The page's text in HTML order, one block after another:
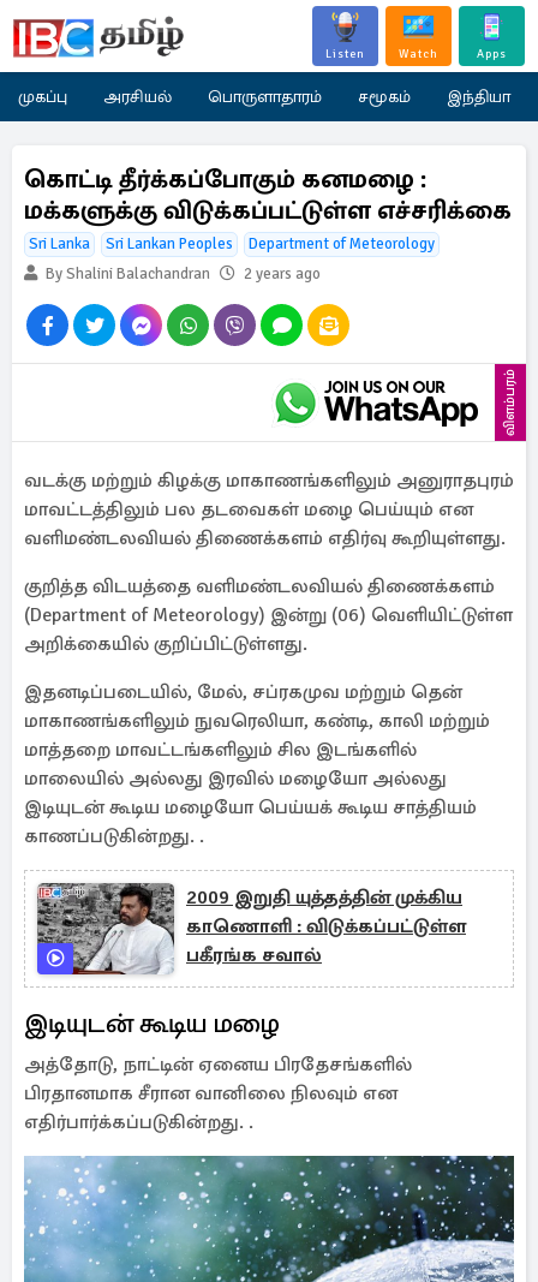
Listen Watch Apps
முகப்பு அரசியல் பொருளாதாரம் சமூகம் இந்தியா
கொட்டி தீர்க்கப்போகும் கனமழை :
மக்களுக்கு விடுக்கப்பட்டுள்ள எச்சரிக்கை
Sri Lanka Sri Lankan Peoples
Department of Meteorology
By Shalini Balachandran
2 years ago
விளம்பரம்
வடக்கு மற்றும் கிழக்கு மாகாணங்களிலும் அனுராதபுரம்
மாவட்டத்திலும் பல தடவைகள் மழை பெய்யும் என
வளிமண்டலவியல் திணைக்களம் எதிர்வு கூறியுள்ளது.
குறித்த விடயத்தை வளிமண்டலவியல் திணைக்களம்
(Department of Meteorology) இன்று (06) வெளியிட்டுள்ள
அறிக்கையில் குறிப்பிட்டுள்ளது.
இதனடிப்படையில், மேல், சப்ரகமுவ மற்றும் தென்
மாகாணங்களிலும் நுவரெலியா, கண்டி, காலி மற்றும்
மாத்தறை மாவட்டங்களிலும் சில இடங்களில்
மாலையில் அல்லது இரவில் மழையோ அல்லது
இடியுடன் கூடிய மழையோ பெய்யக் கூடிய சாத்தியம்
காணப்படுகின்றது. .
2009 இறுதி யுத்தத்தின் முக்கிய
காணொளி : விடுக்கப்பட்டுள்ள
பகீரங்க சவால்
இடியுடன் கூடிய மழை
அத்தோடு, நாட்டின் ஏனைய பிரதேசங்களில்
பிரதானமாக சீரான வானிலை நிலவும் என
எதிர்பார்க்கப்படுகின்றது. .